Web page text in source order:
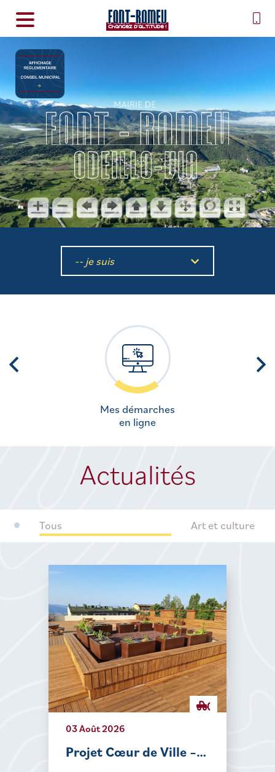
-- je suis
Mes démarches
en ligne
Actualités
Tous Art et culture
03 Août 2026
Projet Cœur de Ville –…